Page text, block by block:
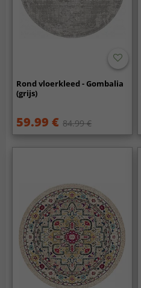
Rond vloerkleed - Gombalia
(grijs)
59.99 € 84.99 €